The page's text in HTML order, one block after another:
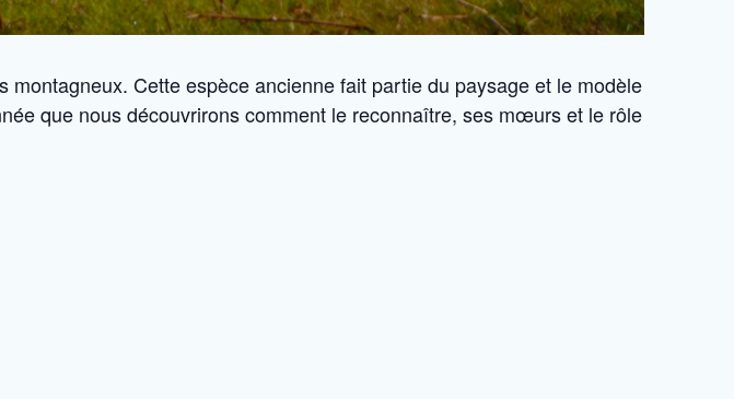
Cette espèce ancienne fait partie du paysage et le modèle
que nous découvrirons comment le reconnaître, ses mœurs et le rôle